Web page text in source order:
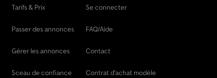
Volvo Benne
Volvo Benne Amovible
Tarifs & Prix
Passer des annonces
Gérer les annonces
Sceau de confiance
Se connecter
FAQ/Aide
Contact
Contrat d'achat modèle